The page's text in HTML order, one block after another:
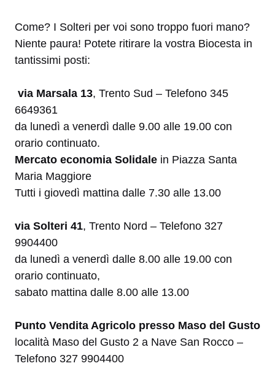
Come? I Solteri per voi sono troppo fuori mano?
Niente paura! Potete ritirare la vostra Biocesta in
tantissimi posti:
via Marsala 13, Trento Sud – Telefono 345
6649361
da lunedì a venerdì dalle 9.00 alle 19.00 con
orario continuato.
Mercato economia Solidale in Piazza Santa
Maria Maggiore
Tutti i giovedì mattina dalle 7.30 alle 13.00
via Solteri 41, Trento Nord – Telefono 327
9904400
da lunedì a venerdì dalle 8.00 alle 19.00 con
orario continuato,
sabato mattina dalle 8.00 alle 13.00
Punto Vendita Agricolo presso Maso del Gusto
località Maso del Gusto 2 a Nave San Rocco –
Telefono 327 9904400